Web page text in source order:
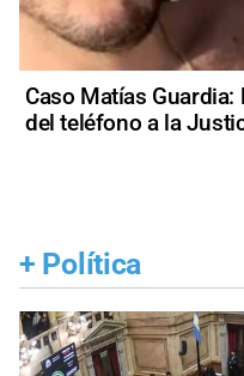
Caso Matías
del teléfono a la
+ Política